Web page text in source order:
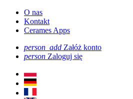
O nas
Kontakt
Cerames Apps
person_add Załóż konto
person Zaloguj się